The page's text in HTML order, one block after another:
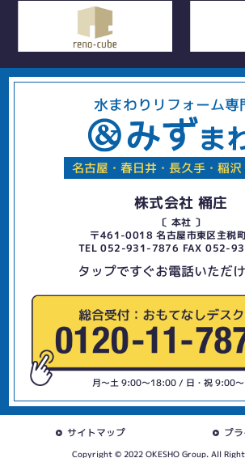
水まわりリフォーム専
名古屋・春日井・長久手・稲沢
株式会社 桶庄
〔 本社 〕
〒461-0018 名古屋市東区主税
TEL 052-931-7876 FAX 052-
タップですぐお電話いただ
月〜土 9:00〜18:00 / 日・祝 9:00
サイトマップ プ
Copyright © 2022 OKESHO Group. All